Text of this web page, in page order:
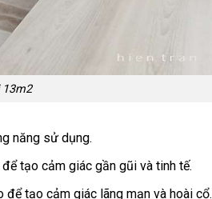
13m2
năng sử dụng.
tạo cảm giác gần gũi và tinh tế.
tạo cảm giác lãng mạn và hoài cổ.